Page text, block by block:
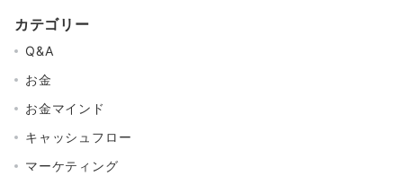
カテゴリー
Q&A
お金
お金マインド
キャッシュフロー
マーケティング